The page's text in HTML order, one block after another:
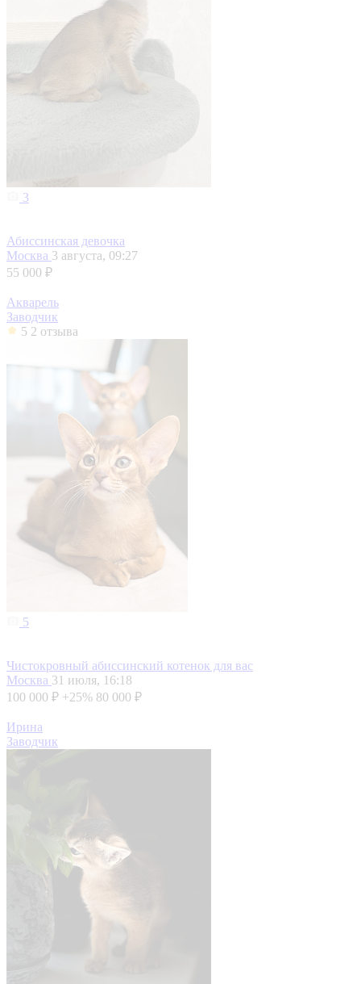
3
Абиссинская девочка
Москва 3 августа, 09:27
55 000 ₽
Акварель
Заводчик
5 2 отзыва
5
Чистокровный абиссинский котенок для вас
Москва 31 июля, 16:18
100 000 ₽ +25% 80 000 ₽
Ирина
Заводчик